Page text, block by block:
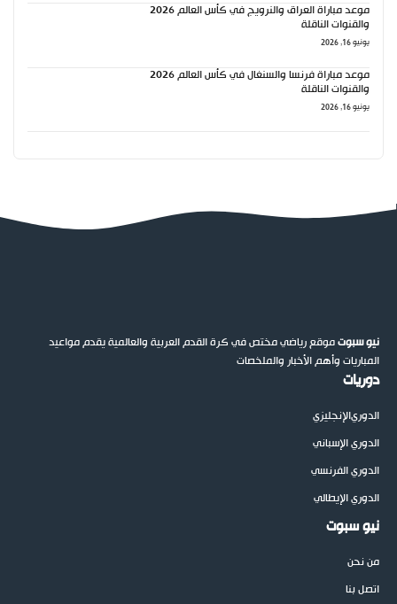
موعد مباراة العراق والنرويج في كأس العالم 2026
والقنوات الناقلة
يونيو 16, 2026
موعد مباراة فرنسا والسنغال في كأس العالم 2026
والقنوات الناقلة
يونيو 16, 2026
نيو سبوتموقع رياضي مختص في كرة القدم العربية والعالمية يقدم مواعيد
المباريات وأهم الأخبار والملخصات
دوريات
الدوريالإنجليزي
الدوري الإسباني
الدوري الفرنسي
الدوري الإيطالي
نيو سبوت
من نحن
اتصل بنا